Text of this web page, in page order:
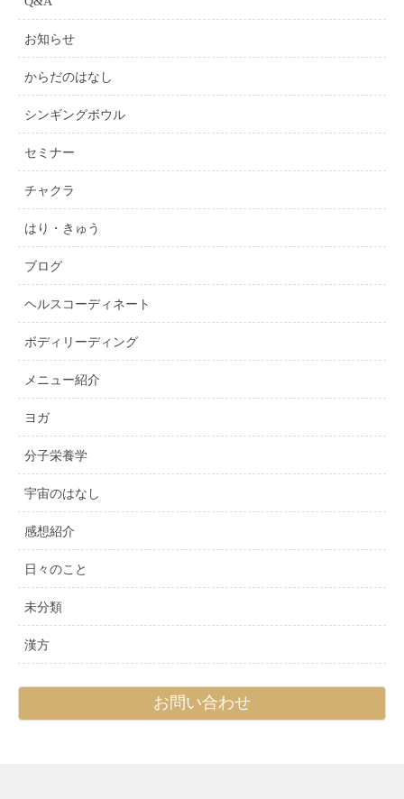
お知らせ
からだのはなし
シンギングボウル
セミナー
チャクラ
はり・きゅう
ブログ
ヘルスコーディネート
ボディリーディング
メニュー紹介
ヨガ
分子栄養学
宇宙のはなし
感想紹介
日々のこと
未分類
漢方
お問い合わせ